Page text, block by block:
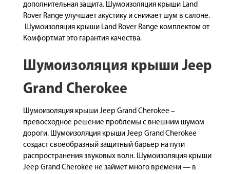
дополнительная защита. Шумоизоляция крыши Land
Rover Range улучшает акустику и снижает шум в салоне.
Шумоизоляция крыши Land Rover Range комплектом от
Комфортмат это гарантия качества.
Шумоизоляция крыши Jeep
Grand Cherokee
Шумоизоляция крыши Jeep Grand Cherokee –
превосходное решение проблемы с внешним шумом
дороги. Шумоизоляция крыши Jeep Grand Cherokee
создаст своеобразный защитный барьер на пути
распространения звуковых волн. Шумоизоляция крыши
Jeep Grand Cherokee не займет много времени — в